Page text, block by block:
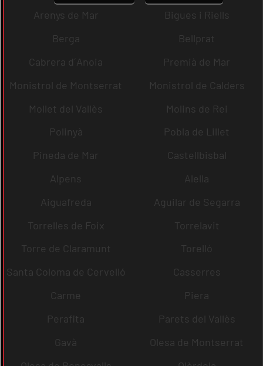
Arenys de Mar
Bigues i Riells
Berga
Bellprat
Cabrera d´Anoia
Premià de Mar
Monistrol de Montserrat
Monistrol de Calders
Mollet del Vallès
Molins de Rei
Polinyà
Pobla de Lillet
Pineda de Mar
Castellbisbal
Alpens
Alella
Aiguafreda
Aguilar de Segarra
Torrelles de Foix
Torrelavit
Torre de Claramunt
Torelló
Santa Coloma de Cervelló
Casserres
Carme
Piera
Perafita
Parets del Vallès
Gavà
Olesa de Montserrat